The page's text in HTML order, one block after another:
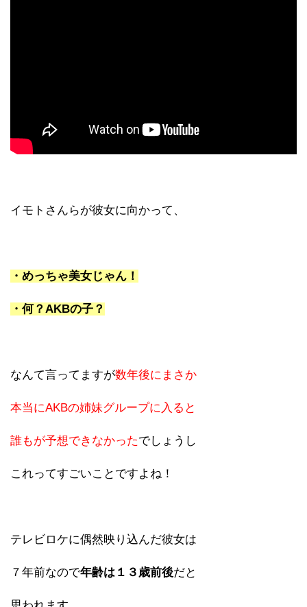
イモトさんらが彼女に向かって、
・めっちゃ美女じゃん！
・何？AKBの子？
なんて言ってますが数年後にまさか
本当にAKBの姉妹グループに入ると
誰もが予想できなかったでしょうし
これってすごいことですよね！
テレビロケに偶然映り込んだ彼女は
７年前なので年齢は１３歳前後だと